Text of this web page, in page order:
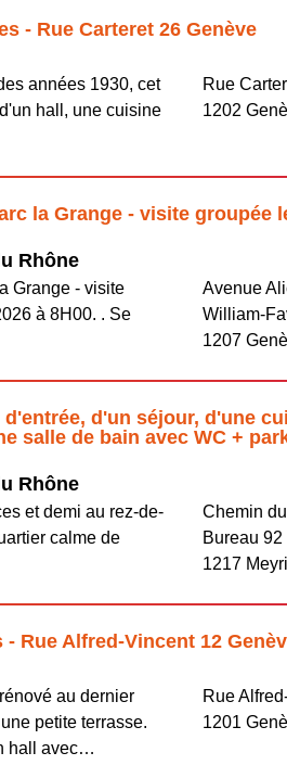
- Rue Carteret 26 Genève
années 1930, cet
hall, une cuisine
Rue
1202
la Grange - visite groupée
Rhône
Grange - visite
à 8H00. . Se
Avenue
William-
1207
d'un séjour, d'une
salle de bain avec WC +
Rhône
et demi au rez-de-
calme de
Chemin
Bureau 92
1217
Rue Alfred-Vincent 12
au dernier
petite terrasse.
hall avec…
Rue
1201